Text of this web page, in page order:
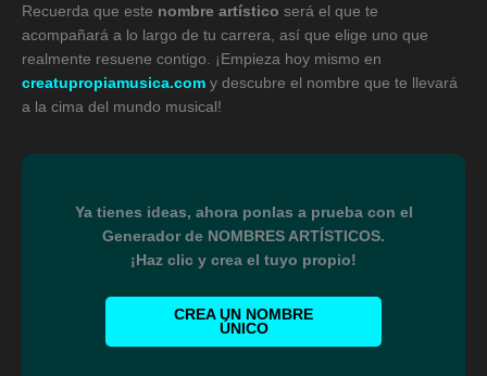
Recuerda que este nombre artístico será el que te
acompañará a lo largo de tu carrera, así que elige uno que
realmente resuene contigo. ¡Empieza hoy mismo en
creatupropiamusica.com y descubre el nombre que te llevará
a la cima del mundo musical!
Ya tienes ideas, ahora ponlas a prueba con el
Generador de NOMBRES ARTÍSTICOS.
¡Haz clic y crea el tuyo propio!
CREA UN NOMBRE
ÚNICO